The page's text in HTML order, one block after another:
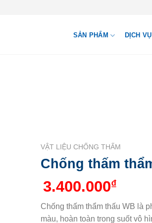
SẢN PHẨM DỊCH VỤ
VẬT LIỆU CHỐNG THẤM
Chống thấm
3.400.000₫
Chống thấm thẩm thấu WB là
màu, hoàn toàn trong suốt vô